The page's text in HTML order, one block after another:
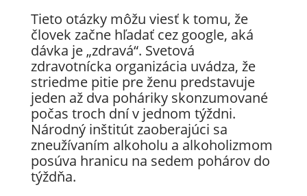
Tieto otázky môžu viesť k tomu, že
človek začne hľadať cez google, aká
dávka je „zdravá“. Svetová
zdravotnícka organizácia uvádza, že
striedme pitie pre ženu predstavuje
jeden až dva poháriky skonzumované
počas troch dní v jednom týždni.
Národný inštitút zaoberajúci sa
zneužívaním alkoholu a alkoholizmom
posúva hranicu na sedem pohárov do
týždňa.